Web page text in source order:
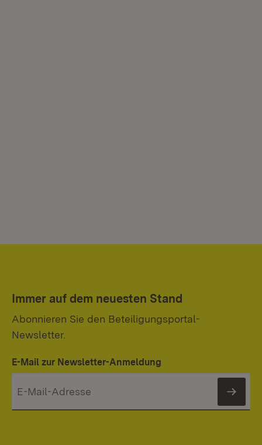
Immer auf dem neuesten Stand
Abonnieren Sie den Beteiligungsportal-
Newsletter.
E-Mail zur Newsletter-Anmeldung